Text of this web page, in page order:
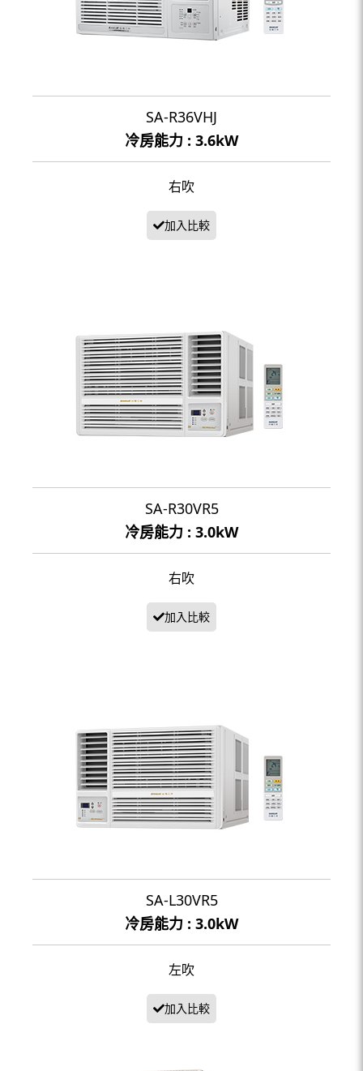
SA-R36VHJ
冷房能力 : 3.6kW
右吹
SA-R30VR5
冷房能力 : 3.0kW
右吹
SA-L30VR5
冷房能力 : 3.0kW
左吹